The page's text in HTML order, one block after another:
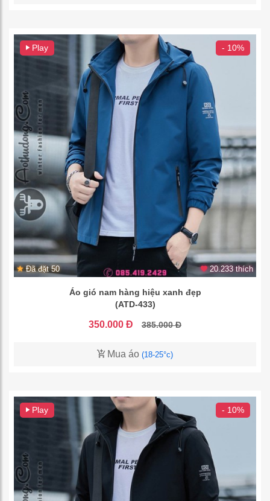
- 10%
Play
Đã đặt 50 20.233 thích
Áo gió nam hàng hiệu xanh đẹp
(ATD-433)
350.000 Đ 385.000 Đ
Mua áo (18-25°c)
- 10%
Play